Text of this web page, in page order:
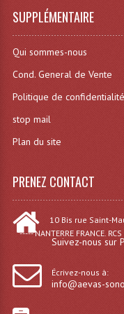
Effets
SUPPLÉMENTAIRE
Qui sommes-nous
Cond. General de Vente
Politique de confidentialité
stop mail
Plan du site
PRENEZ CONTACT
10 Bis rue Saint-
----- NANTERRE FRANCE.
Suivez-nous sur
Écrivez-nous à:
info@aevas-